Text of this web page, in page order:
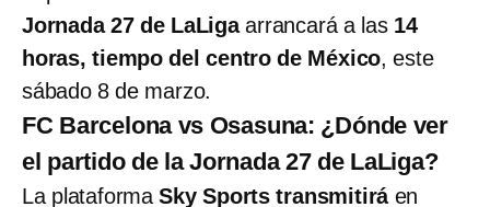
Jornada 27 de LaLigaarrancará a las 14
horas, tiempo del centro de México, este
sábado 8 de marzo.
FC Barcelona vs Osasuna: ¿Dónde ver
el partido de la Jornada 27 de LaLiga?
La plataformaSky Sports transmitiráen